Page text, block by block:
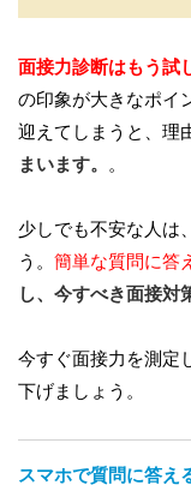
面接力診断はもう試
の印象が大きなポイ
迎えてしまうと、理
まいます。 。
少しでも不安な人は
う。 簡単な質問に答
し、今すべき面接対
今すぐ面接力を測定
下げましょう。
スマホで質問に答え